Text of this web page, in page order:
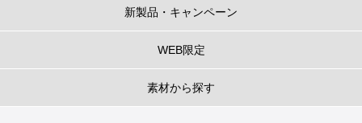
新製品・キャンペーン
WEB限定
素材から探す